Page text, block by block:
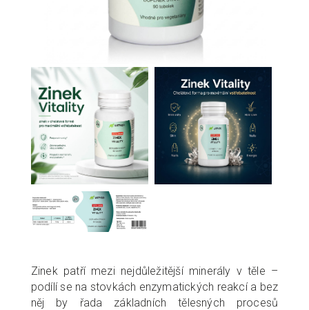
Zinek patří mezi nejdůležitější minerály v těle –
podílí se na stovkách enzymatických reakcí a bez
něj by řada základních tělesných procesů